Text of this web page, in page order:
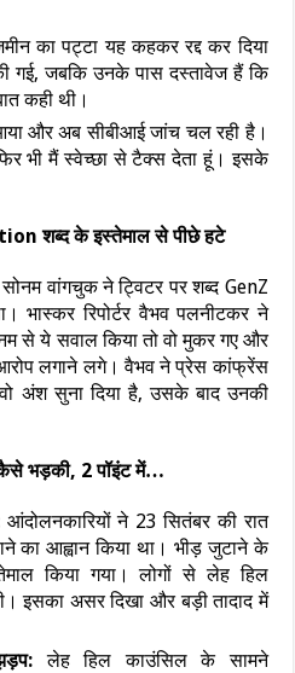
का पट्टा यह कहकर रद्द कर दिया
गई, जबकि उनके पास दस्तावेज हैं कि
कही थी।
और अब सीबीआई जांच चल रही है।
भी मैं स्वेच्छा से टैक्स देता हूं। इसके
शब्द के इस्तेमाल से पीछे हटे
वांगचुक ने ट्विटर पर शब्द GenZ
भास्कर रिपोर्टर वैभव पलनीटकर ने
से ये सवाल किया तो वो मुकर गए और
लगाने लगे। वैभव ने प्रेस कांफ्रेंस
वो अंश सुना दिया है, उसके बाद उनकी
कैसे भड़की, 2 पॉइंट में…
आंदोलनकारियों ने 23 सितंबर की रात
का आह्वान किया था। भीड़ जुटाने के
किया गया। लोगों से लेह हिल
इसका असर दिखा और बड़ी तादाद में
लेह हिल काउंसिल के सामने